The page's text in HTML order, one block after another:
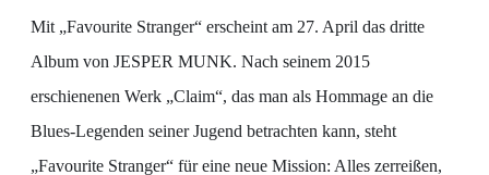
Mit „Favourite Stranger“ erscheint am 27. April das dritte
Album von JESPER MUNK. Nach seinem 2015
erschienenen Werk „Claim“, das man als Hommage an die
Blues-Legenden seiner Jugend betrachten kann, steht
„Favourite Stranger“ für eine neue Mission: Alles zerreißen,